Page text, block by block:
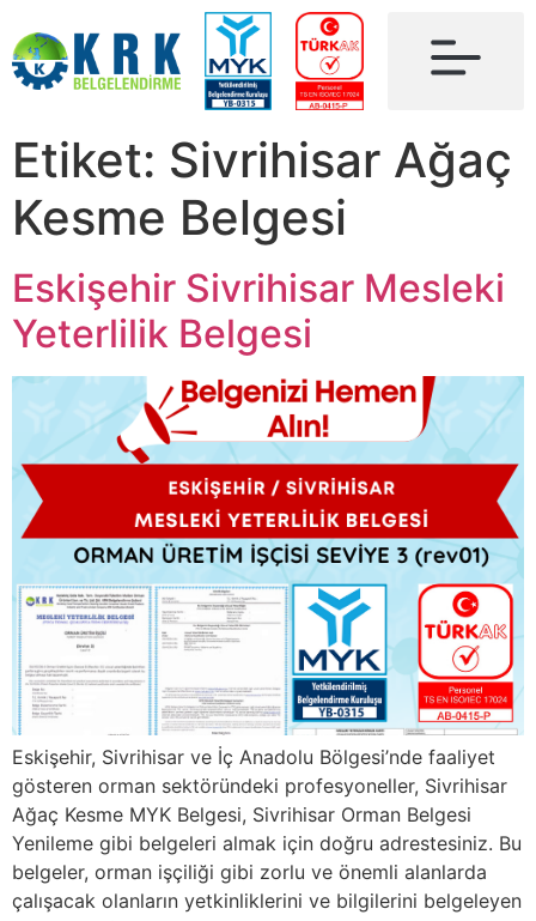
Etiket: Sivrihisar Ağaç
Kesme Belgesi
Eskişehir Sivrihisar Mesleki
Yeterlilik Belgesi
Eskişehir, Sivrihisar ve İç Anadolu Bölgesi’nde faaliyet
gösteren orman sektöründeki profesyoneller, Sivrihisar
Ağaç Kesme MYK Belgesi, Sivrihisar Orman Belgesi
Yenileme gibi belgeleri almak için doğru adrestesiniz. Bu
belgeler, orman işçiliği gibi zorlu ve önemli alanlarda
çalışacak olanların yetkinliklerini ve bilgilerini belgeleyen